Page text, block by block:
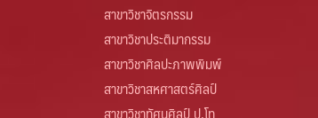
สาขาวิชาจิตรกรรม
สาขาวิชาประติมากรรม
สาขาวิชาศิลปะภาพพิมพ์
สาขาวิชาสหศาสตร์ศิลป์